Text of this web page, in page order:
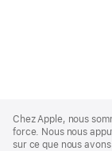
Footer
Chez Apple, nous
force. Nous nous
sur ce que nous